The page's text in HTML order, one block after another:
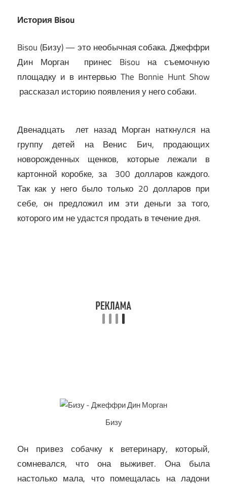
История Bisou
Bisou (Бизу) — это необычная собака. Джеффри
Дин Морган принес Bisou на съемочную
площадку и в интервью The Bonnie Hunt Show
рассказал историю появления у него собаки.
Двенадцать лет назад Морган наткнулся на
группу детей на Венис Бич, продающих
новорожденных щенков, которые лежали в
картонной коробке, за 300 долларов каждого.
Так как у него было только 20 долларов при
себе, он предложил им эти деньги за того,
которого им не удастся продать в течение дня.
Бизу
Он привез собачку к ветеринару, который,
сомневался, что она выживет. Она была
настолько мала, что помещалась на ладони